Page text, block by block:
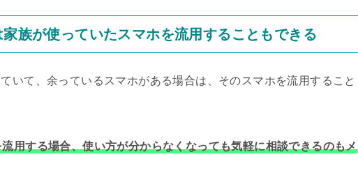
族が使っていたスマホを流用することもできる
いて、余っているスマホがある場合は、そのスマホを流用すること
用する場合、使い方が分からなくなっても気軽に相談できるのもメ